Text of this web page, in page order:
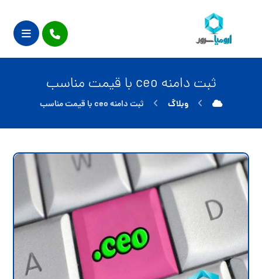
ثبت دامنه ceo با قیمت مناسب
وبلاگ ثبت دامنه ceo با قیمت مناسب